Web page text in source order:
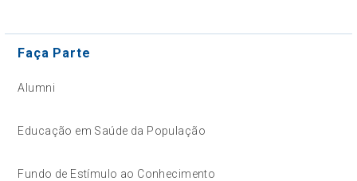
Faça Parte
Alumni
Educação em Saúde da População
Fundo de Estímulo ao Conhecimento